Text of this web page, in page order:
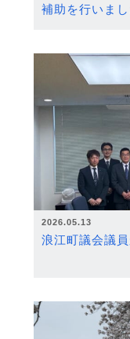
補助を行いまし
2026.05.13
浪江町議会議